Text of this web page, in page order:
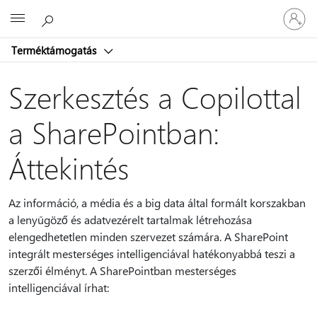
Terméktámogatás
be
a
Szerkesztés a Copilottal
a SharePointban:
Áttekintés
Az információ, a média és a big data által formált korszakban
a lenyűgöző és adatvezérelt tartalmak létrehozása
elengedhetetlen minden szervezet számára. A SharePoint
integrált mesterséges intelligenciával hatékonyabbá teszi a
szerzői élményt. A SharePointban mesterséges
intelligenciával írhat: